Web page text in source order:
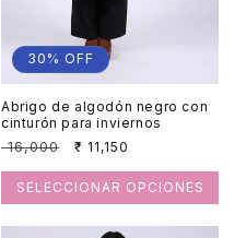
30% OFF
Abrigo de algodón negro con
cinturón para inviernos
Precio
₹ 16,000
Precio
oferta
₹ 11,150
SELECCIONAR OPCIONES